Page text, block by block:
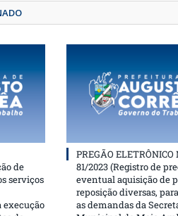
de
serviços
PREGÃO ELETRÔNICO
81/2023 (Registro de
eventual aquisição de
reposição diversas,
as demandas da